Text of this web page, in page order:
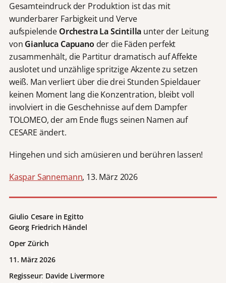
Gesamteindruck der Produktion ist das mit
wunderbarer Farbigkeit und Verve
aufspielende Orchestra La Scintilla unter der Leitung
von Gianluca Capuano der die Fäden perfekt
zusammenhält, die Partitur dramatisch auf Affekte
auslotet und unzählige spritzige Akzente zu setzen
weiß. Man verliert über die drei Stunden Spieldauer
keinen Moment lang die Konzentration, bleibt voll
involviert in die Geschehnisse auf dem Dampfer
TOLOMEO, der am Ende flugs seinen Namen auf
CESARE ändert.
Hingehen und sich amüsieren und berühren lassen!
Kaspar Sannemann, 13. März 2026
Giulio Cesare in Egitto
Georg Friedrich Händel
Oper Zürich
11. März 2026
Regisseur: Davide Livermore